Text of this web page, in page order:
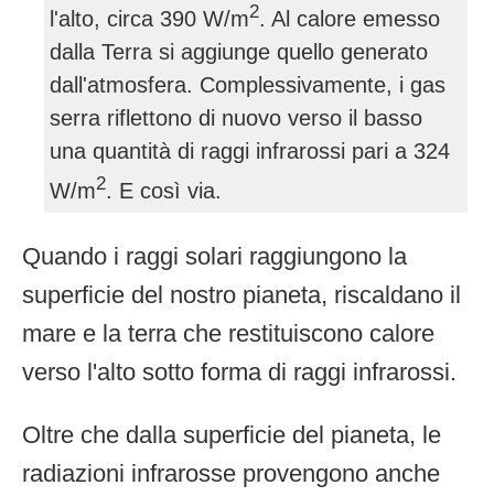
l'alto, circa 390 W/m2. Al calore emesso
dalla Terra si aggiunge quello generato
dall'atmosfera. Complessivamente, i gas
serra riflettono di nuovo verso il basso
una quantità di raggi infrarossi pari a 324
W/m2. E così via.
Quando i raggi solari raggiungono la
superficie del nostro pianeta, riscaldano il
mare e la terra che restituiscono calore
verso l'alto sotto forma di raggi infrarossi.
Oltre che dalla superficie del pianeta, le
radiazioni infrarosse provengono anche